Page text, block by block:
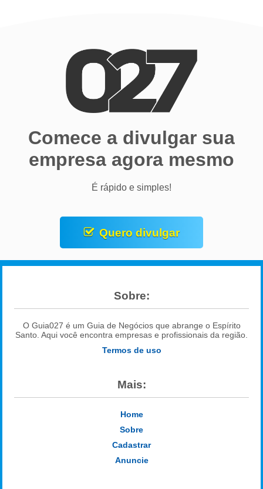
Comece a divulgar sua
empresa agora mesmo
É rápido e simples!
Quero divulgar
Sobre:
O Guia027 é um Guia de Negócios que abrange o Espírito
Santo. Aqui você encontra empresas e profissionais da região.
Termos de uso
Mais:
Home
Sobre
Cadastrar
Anuncie